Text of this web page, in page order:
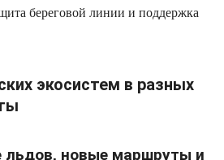
береговой линии и поддержка
экосистем в разных
льдов, новые маршруты и